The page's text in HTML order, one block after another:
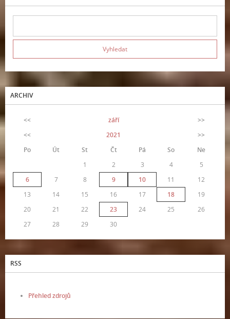
ARCHIV
<< září
>>
<<
2021
>>
Po
Út St Čt Pá So
Ne
1
2 3 4
5
6
7 8 9 10 11
12
13
14 15 16 17 18
19
20
21 22 23 24 25
26
27
28 29 30
RSS
Přehled zdrojů